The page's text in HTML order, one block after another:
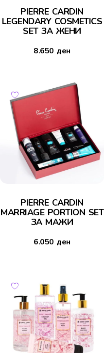
PIERRE CARDIN
LEGENDARY COSMETICS
SET ЗА ЖЕНИ
8.650 ден
PIERRE CARDIN
MARRIAGE PORTION SET
ЗА МАЖИ
6.050 ден